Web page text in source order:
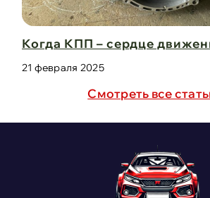
⚙️🚗
Капот для
Cмотреть все